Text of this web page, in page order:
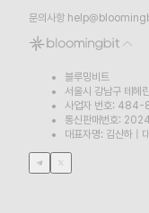
문의사항
블루밍비트
서울시 강남구 테헤
사업자 번호:
통신판매번호:
대표자명: 김산하